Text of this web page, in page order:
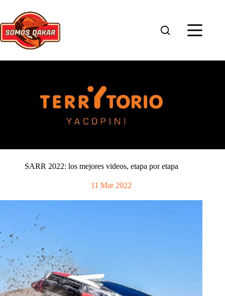
contenido
SARR 2022: los mejores videos, etapa por etapa
11 Mar 2022